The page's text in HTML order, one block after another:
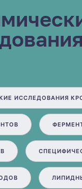
ИССЛЕДОВАНИЯ